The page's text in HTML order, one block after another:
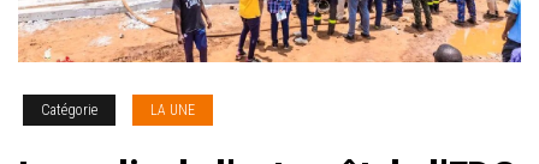
Catégorie LA UNE